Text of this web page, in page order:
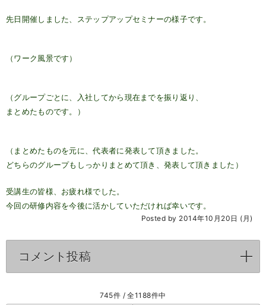
先日開催しました、ステップアップセミナーの様子です。
（ワーク風景です）
（グループごとに、入社してから現在までを振り返り、
まとめたものです。）
（まとめたものを元に、代表者に発表して頂きました。
どちらのグループもしっかりまとめて頂き、発表して頂きました）
受講生の皆様、お疲れ様でした。
今回の研修内容を今後に活かしていただければ幸いです。
Posted by 2014年10月20日 (月)
コメント投稿
745件 / 全1188件中